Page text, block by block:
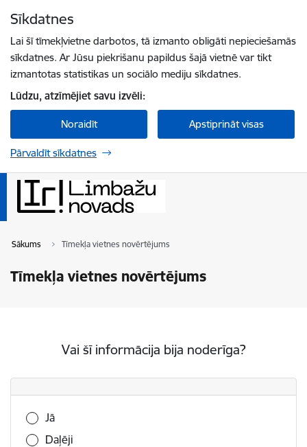
Sīkdatnes
Lai šī tīmekļvietne darbotos, tā izmanto obligāti nepieciešamās
sīkdatnes. Ar Jūsu piekrišanu papildus šajā vietnē var tikt
izmantotas statistikas un sociālo mediju sīkdatnes.
Lūdzu, atzīmējiet savu izvēli:
Noraidīt Apstiprināt visas
Pārvaldīt sīkdatnes
Sākums Tīmekļa vietnes novērtējums
Tīmekļa vietnes novērtējums
Vai šī informācija bija noderīga?
Vai šī informācija bija noderīga?
Jā
Daļēji